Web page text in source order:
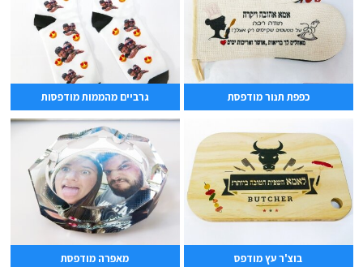
כפפת תנור מודפסת גרביים מהממות מודפסות
בוצ'ר עץ מודפס מאפרה מודפסת